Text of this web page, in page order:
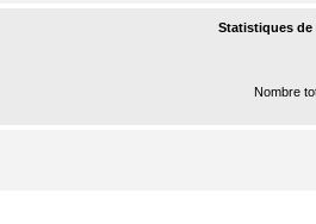
Statistiques de
Nombre